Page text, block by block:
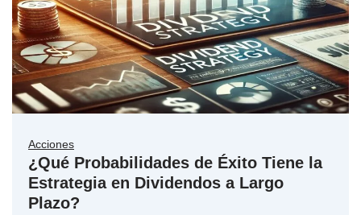
Acciones
¿Qué Probabilidades de Éxito Tiene la
Estrategia en Dividendos a Largo
Plazo?